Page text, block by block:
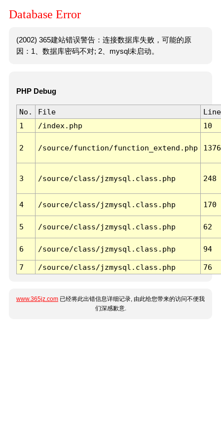
Database Error
(2002) 365建站错误警告：连接数据库失败，可能的原
因：1、数据库密码不对; 2、mysql未启动。
PHP Debug
No. File
Line
1
/index.php 10
2 /source/function/function_extend.php 1376
3 /source/class/jzmysql.class.php 248
4 /source/class/jzmysql.class.php 170
5 /source/class/jzmysql.class.php 62
6 /source/class/jzmysql.class.php 94
7 /source/class/jzmysql.class.php 76
www.365jz.com 已经将此出错信息详细记录, 由此给您带来的访问不便我
们深感歉意.